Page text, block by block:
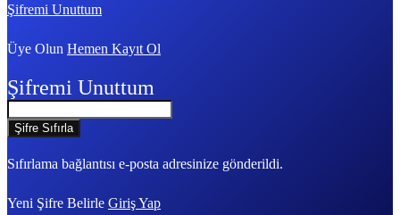
Şifremi Unuttum
Üye Olun Hemen Kayıt Ol
Şifremi Unuttum
Sıfırlama bağlantısı e-posta adresinize gönderildi.
Yeni Şifre Belirle Giriş Yap